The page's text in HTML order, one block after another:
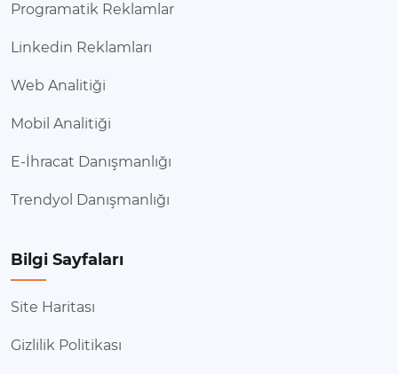
Programatik Reklamlar
Linkedin Reklamları
Web Analitiği
Mobil Analitiği
E-İhracat Danışmanlığı
Trendyol Danışmanlığı
Bilgi Sayfaları
Site Haritası
Gizlilik Politikası